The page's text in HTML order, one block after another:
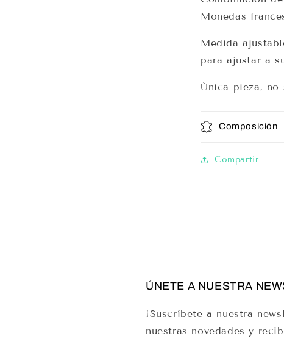
Monedas
Medida
para ajustar a
Única pieza, no
Composición
Compartir
ÚNETE A NUESTRA
¡Suscríbete a nuestra
nuestras novedades y